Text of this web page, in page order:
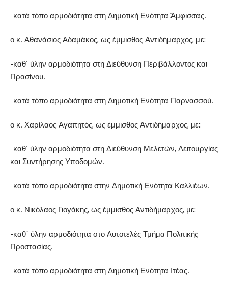
-κατά τόπο αρμοδιότητα στη Δημοτική Ενότητα Άμφισσας.
ο κ. Αθανάσιος Αδαμάκος, ως έμμισθος Αντιδήμαρχος, με:
-καθ’ ύλην αρμοδιότητα στη Διεύθυνση Περιβάλλοντος και
Πρασίνου.
-κατά τόπο αρμοδιότητα στη Δημοτική Ενότητα Παρνασσού.
ο κ. Χαρίλαος Αγαπητός, ως έμμισθος Αντιδήμαρχος, με:
-καθ’ ύλην αρμοδιότητα στη Διεύθυνση Μελετών, Λειτουργίας
και Συντήρησης Υποδομών.
-κατά τόπο αρμοδιότητα στην Δημοτική Ενότητα Καλλιέων.
ο κ. Νικόλαος Γιογάκης, ως έμμισθος Αντιδήμαρχος, με:
-καθ΄ ύλην αρμοδιότητα στο Αυτοτελές Τμήμα Πολιτικής
Προστασίας.
-κατά τόπο αρμοδιότητα στη Δημοτική Ενότητα Ιτέας.